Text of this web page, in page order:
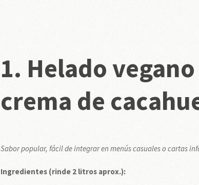
1. Helado
crema de
Sabor popular, fácil de integrar en menús casuales o cartas
Ingredientes (rinde 2 litros aprox.):